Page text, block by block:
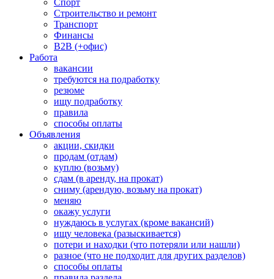
Спорт
Строительство и ремонт
Транспорт
Финансы
B2B (+офис)
Работа
вакансии
требуются на подработку
резюме
ищу подработку
правила
способы оплаты
Объявления
акции, скидки
продам (отдам)
куплю (возьму)
сдам (в аренду, на прокат)
сниму (арендую, возьму на прокат)
меняю
окажу услуги
нуждаюсь в услугах (кроме вакансий)
ищу человека (разыскивается)
потери и находки (что потеряли или нашли)
разное (что не подходит для других разделов)
способы оплаты